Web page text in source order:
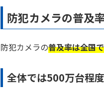
防犯カメラの普及
防犯カメラの普及率は全国
全体では500万台程